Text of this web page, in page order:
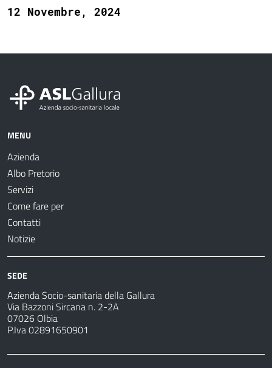
12 Novembre, 2024
MENU
Azienda
Albo Pretorio
Servizi
Come fare per
Contatti
Notizie
SEDE
Azienda Socio-sanitaria della Gallura
Via Bazzoni Sircana n. 2-2A
07026 Olbia
P.Iva 02891650901